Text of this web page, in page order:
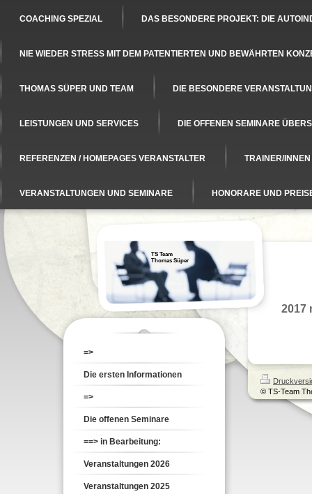
COACHING SPEZIAL DAS BESONDERE PROJEKT: DIE
NIE WIEDER STRESS MIT DEM PATENTIERTEN UND BEWÄHRTEN
THOMAS SÜPER UND TEAM DIE BESONDERE
LEISTUNGEN UND SERVICES DIE OFFENEN SEMINARE
REFERENZEN / HOMEPAGES VERANSTALTER TRAINER/
VERANSTALTUNGEN UND SEMINARE HONORARE UND
TS Team
Thomas Süper
=>
Die ersten Informationen
=>
Die offenen Seminare
==> in Bearbeitung:
Veranstaltungen 2026
Veranstaltungen 2025
2017
© TS-Team